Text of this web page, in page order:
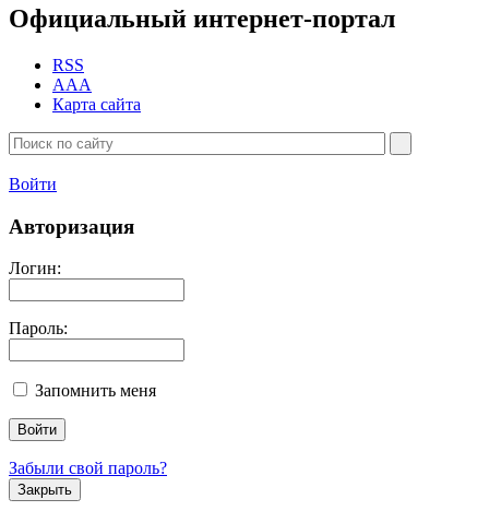
Официальный интернет-портал
RSS
AAA
Карта сайта
Войти
Авторизация
Логин:
Пароль:
Запомнить меня
Забыли свой пароль?
Закрыть